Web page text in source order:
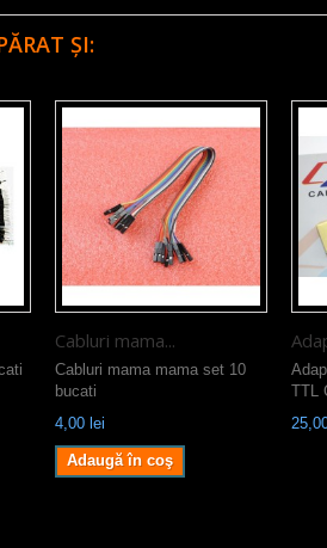
ȘI:
Cabluri mama...
Cabluri mama mama set 10
bucati
4,00 lei
Adaugă în coş
TTL